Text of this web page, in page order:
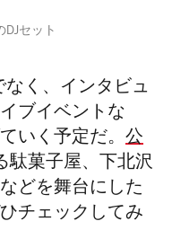
DJセット
く、インタビュ
ブイベントな
いく予定だ。 公
駄菓子屋、下北沢
どを舞台にした
チェックしてみ